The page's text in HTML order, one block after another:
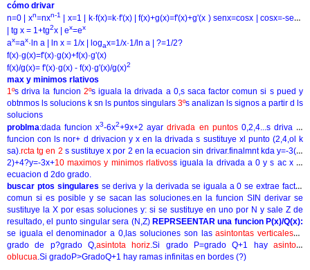
cómo drivar
n=0 | xn=nxn-1
| x=1 | k·f(x)=k·f'(x) | f(x)+g(x)=f'(x)+g'(x ) senx=cosx | cosx=-senx
| tg x = 1+tg2x | ex=ex
ax=ax·ln a | ln x = 1/x | logax=1/x·1/ln a | ?=1/2?
f(x)·g(x)=f'(x)·g(x)+f(x)·g'(x)
f(x)/g(x)= f'(x)·g(x) - f(x)·g'(x)/g(x)2
max y minimos rlativos
1ºs driva la funcion 2ºsiguala la drivada a 0,s saca factor comun si s pued y
obtnmos ls solucions k sn ls puntos singulars 3ºs analizan ls signos a partir d ls
solucions
problma:dada funcion x3-6x2+9x+2 ayar drivada en puntos 0,2,4...s driva la
funcion con ls nor+ d drivacion y x en la drivada s sustituye xl punto (2,4,ol k
sa).rcta tg en 2 ssustituye x por 2 en la ecuacion sin drivar.finalmnt kda y=-3(x-
2)+4?y=-3x+10 maximos y minimos rlativoss iguala la drivada a 0 y s ac x la
ecuacion d 2do grado.
buscar ptos singulares se deriva y la derivada se iguala a 0 se extrae factor
comun si es posible y se sacan las soluciones.en la funcion SIN derivar se
sustituye la X por esas soluciones y: si se sustituye en uno por N y sale Z de
resultado, el punto singular sera (N,Z) REPRSEENTAR una funcion P(x)/Q(x):
se iguala el denominador a 0,las soluciones son lasasintontas verticales si
grado de p?grado Q,asintota horiz.Si grado P=grado Q+1 hayasintota
oblucua.Si gradoP>GradoQ+1 hay ramas infinitas en bordes (?)